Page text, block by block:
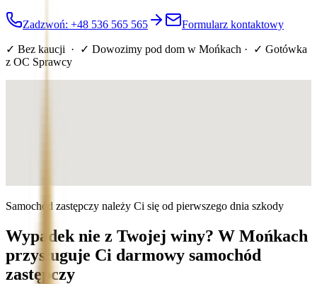
Zadzwoń: +48 536 565 565 Formularz kontaktowy
✓ Bez kaucji · ✓ Dowozimy pod dom w Mońkach · ✓ Gotówka
z OC Sprawcy
Samochód zastępczy należy Ci się od pierwszego dnia szkody
Wypadek nie z Twojej winy? W Mońkach
przysługuje Ci darmowy samochód
zastępczy